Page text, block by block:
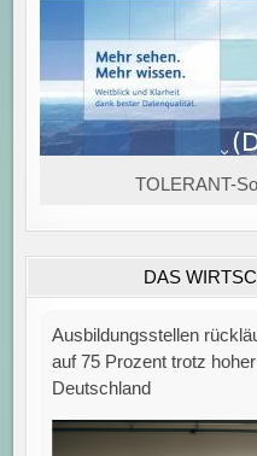
TOLERANT-
DAS
Ausbildungsstellen
auf 75 Prozent trotz
Deutschland